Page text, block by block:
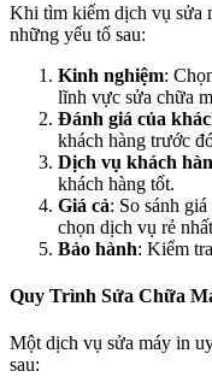
Khi tìm kiếm dịch vụ sửa
những yếu tố sau:
Kinh nghiệm:
lĩnh vực sửa chữa
Đánh giá của
khách hàng trước
Dịch vụ khách
khách hàng tốt.
Giá cả: So sánh
chọn dịch vụ rẻ
Bảo hành: Kiểm
Quy Trình Sửa Chữa
Một dịch vụ sửa máy in
sau: